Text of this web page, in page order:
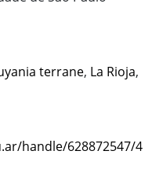
terrane, La Rioja,
handle/628872547/4